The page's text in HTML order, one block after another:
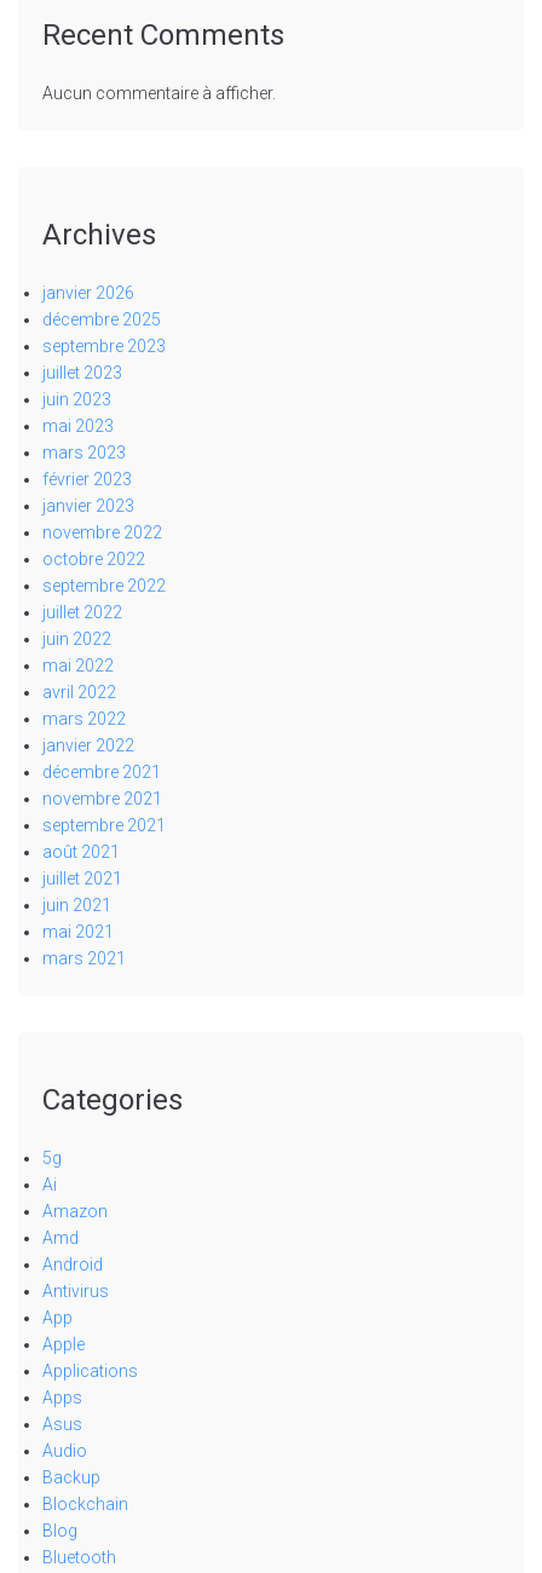
Recent Comments
Aucun commentaire à afficher.
Archives
janvier 2026
décembre 2025
septembre 2023
juillet 2023
juin 2023
mai 2023
mars 2023
février 2023
janvier 2023
novembre 2022
octobre 2022
septembre 2022
juillet 2022
juin 2022
mai 2022
avril 2022
mars 2022
janvier 2022
décembre 2021
novembre 2021
septembre 2021
août 2021
juillet 2021
juin 2021
mai 2021
mars 2021
Categories
5g
Ai
Amazon
Amd
Android
Antivirus
App
Apple
Applications
Apps
Asus
Audio
Backup
Blockchain
Blog
Bluetooth